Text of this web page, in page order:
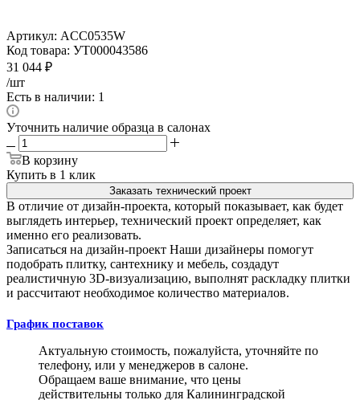
Артикул: ACC0535W
Код товара: УТ000043586
31 044 ₽
/шт
Есть в наличии: 1
Уточнить наличие образца в салонах
В корзину
Купить в 1 клик
Заказать технический проект
В отличие от дизайн-проекта, который показывает, как будет
выглядеть интерьер, технический проект определяет, как
именно его реализовать.
Записаться на дизайн-проект Наши дизайнеры помогут
подобрать плитку, сантехнику и мебель, создадут
реалистичную 3D-визуализацию, выполнят раскладку плитки
и рассчитают необходимое количество материалов.
График поставок
Актуальную стоимость, пожалуйста, уточняйте по
телефону, или у менеджеров в салоне.
Обращаем ваше внимание, что цены
действительны только для Калининградской